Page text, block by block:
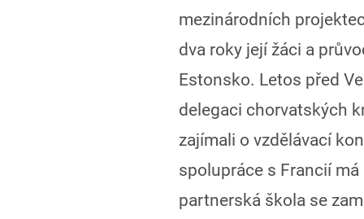
mezinárodních
dva roky její žáci a
Estonsko. Letos před
delegaci chorvatských
zajímali o vzdělávací
spolupráce s Francií
partnerská škola se